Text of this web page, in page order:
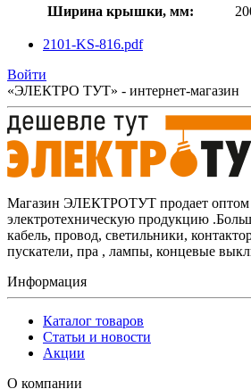
Ширина крышки, мм:
2101-KS-816.pdf
Войти
«ЭЛЕКТРО ТУТ» - интернет-магазин
Магазин ЭЛЕКТРОТУТ продает оптом
электротехническую продукцию
кабель, провод, светильники,
пускатели, пра , лампы, концевые
Информация
Каталог товаров
Статьи и новости
Акции
О компании